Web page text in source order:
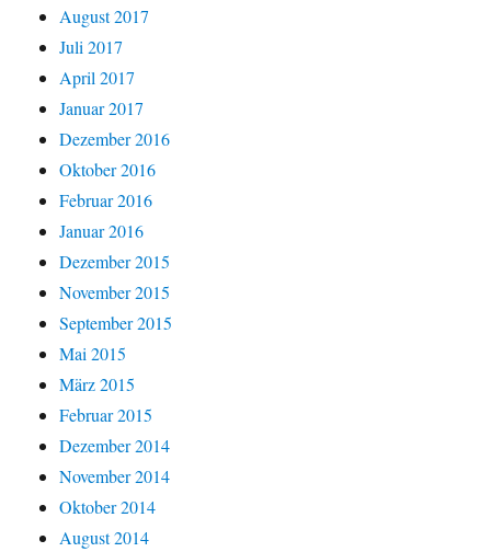
August 2017
Juli 2017
April 2017
Januar 2017
Dezember 2016
Oktober 2016
Februar 2016
Januar 2016
Dezember 2015
November 2015
September 2015
Mai 2015
März 2015
Februar 2015
Dezember 2014
November 2014
Oktober 2014
August 2014